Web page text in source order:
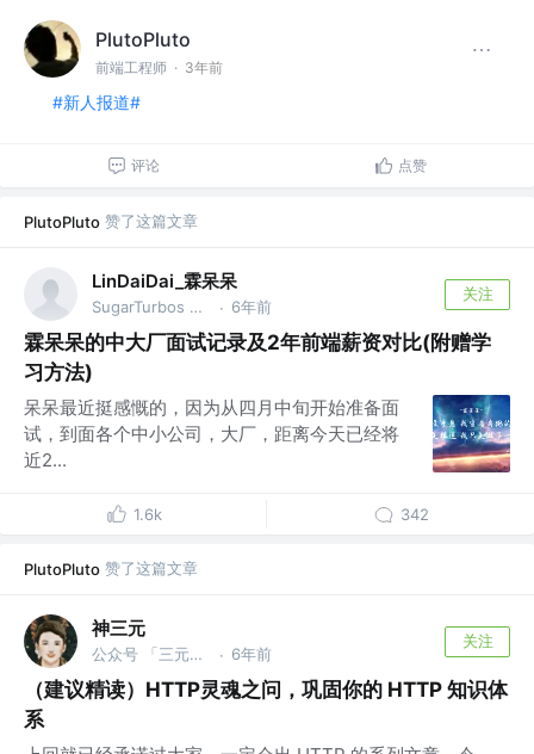
PlutoPluto
前端工程师 · 3年前
#新人报道#
评论 点赞
PlutoPluto 赞了这篇文章
LinDaiDai_霖呆呆
SugarTurbos Club 成员 · 6年前
关注
霖呆呆的中大厂面试记录及2年前端薪资对比(附赠学
习方法)
呆呆最近挺感慨的，因为从四月中旬开始准备面
试，到面各个中小公司，大厂，距离今天已经将
近2...
1.6k 342
PlutoPluto 赞了这篇文章
神三元
公众号 「三元同学」 @字节跳动 · 6年前
关注
（建议精读）HTTP灵魂之问，巩固你的 HTTP 知识体
系